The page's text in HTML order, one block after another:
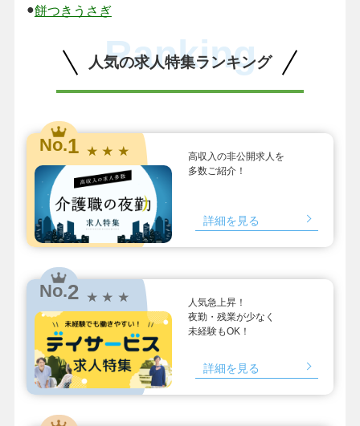
●餅つきうさぎ
人気の求人特集ランキング
Ranking
No.1 ★ ★ ★
高収入の非公開求人を
多数ご紹介！
詳細を見る
No.2 ★ ★ ★
人気急上昇！
夜勤・残業が少なく
未経験もOK！
詳細を見る